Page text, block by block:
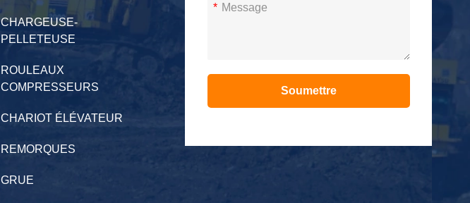
CHARGEUSE-
PELLETEUSE
ROULEAUX
COMPRESSEURS
CHARIOT ÉLÉVATEUR
REMORQUES
GRUE
*
Soumettre